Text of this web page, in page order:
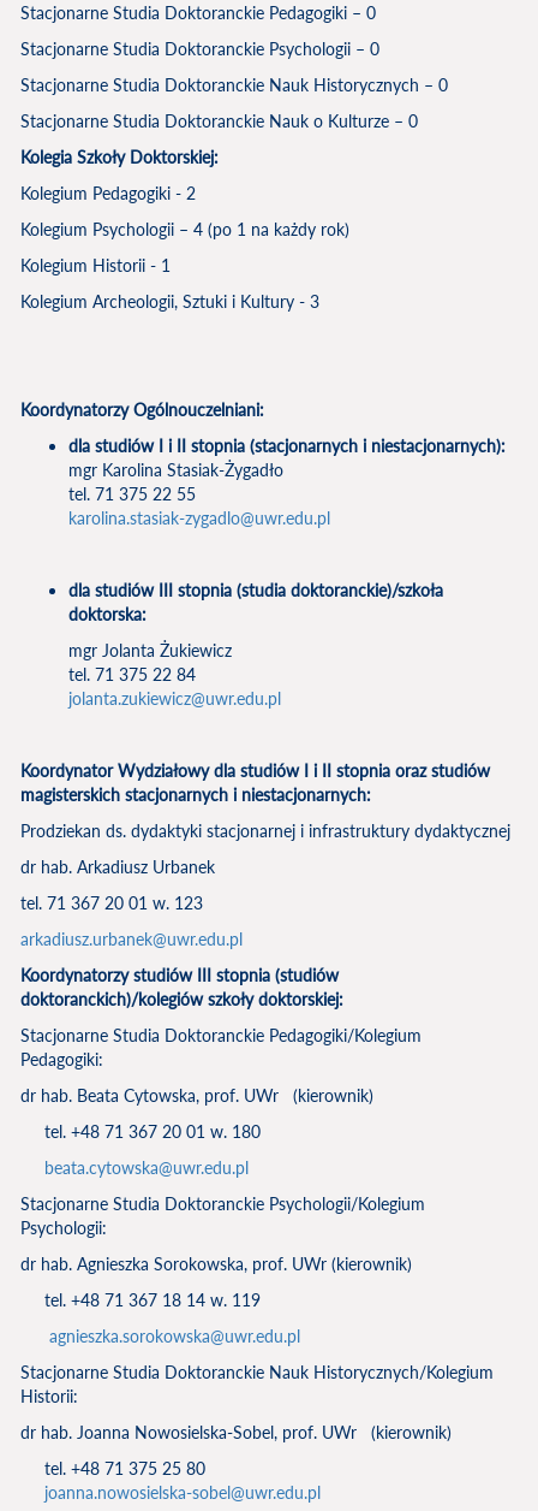
Stacjonarne Studia Doktoranckie Pedagogiki – 0
Stacjonarne Studia Doktoranckie Psychologii – 0
Stacjonarne Studia Doktoranckie Nauk Historycznych – 0
Stacjonarne Studia Doktoranckie Nauk o Kulturze – 0
Kolegia Szkoły Doktorskiej:
Kolegium Pedagogiki - 2
Kolegium Psychologii – 4 (po 1 na każdy rok)
Kolegium Historii - 1
Kolegium Archeologii, Sztuki i Kultury - 3
Koordynatorzy Ogólnouczelniani:
dla studiów I i II stopnia (stacjonarnych i niestacjonarnych):
mgr Karolina Stasiak-Żygadło
tel. 71 375 22 55
karolina.stasiak-zygadlo@uwr.edu.pl
dla studiów III stopnia (studia doktoranckie)/szkoła
doktorska:
mgr Jolanta Żukiewicz
tel. 71 375 22 84
jolanta.zukiewicz@uwr.edu.pl
Koordynator Wydziałowy dla studiów I i II stopnia oraz studiów
magisterskich stacjonarnych i niestacjonarnych:
Prodziekan ds. dydaktyki stacjonarnej i infrastruktury dydaktycznej
dr hab. Arkadiusz Urbanek
tel. 71 367 20 01 w. 123
arkadiusz.urbanek@uwr.edu.pl
Koordynatorzy studiów III stopnia (studiów
doktoranckich)/kolegiów szkoły doktorskiej:
Stacjonarne Studia Doktoranckie Pedagogiki/Kolegium
Pedagogiki:
dr hab. Beata Cytowska, prof. UWr (kierownik)
tel. +48 71 367 20 01 w. 180
beata.cytowska@uwr.edu.pl
Stacjonarne Studia Doktoranckie Psychologii/Kolegium
Psychologii:
dr hab. Agnieszka Sorokowska, prof. UWr (kierownik)
tel. +48 71 367 18 14 w. 119
agnieszka.sorokowska@uwr.edu.pl
Stacjonarne Studia Doktoranckie Nauk Historycznych/Kolegium
Historii:
dr hab. Joanna Nowosielska-Sobel, prof. UWr (kierownik)
tel. +48 71 375 25 80
joanna.nowosielska-sobel@uwr.edu.pl